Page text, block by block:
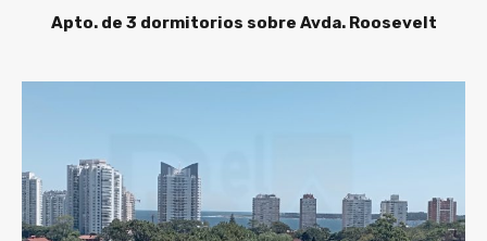
Apto. de 3 dormitorios sobre Avda. Roosevelt